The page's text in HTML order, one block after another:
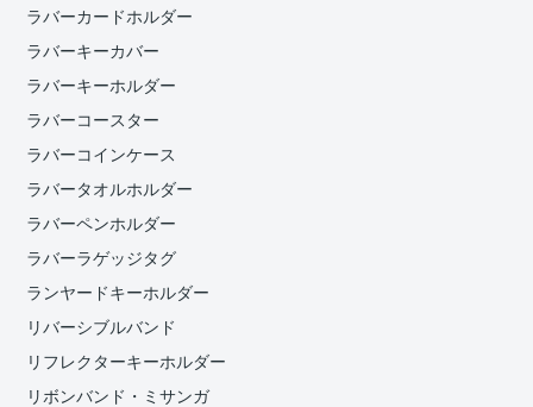
ラバーカードホルダー
ラバーキーカバー
ラバーキーホルダー
ラバーコースター
ラバーコインケース
ラバータオルホルダー
ラバーペンホルダー
ラバーラゲッジタグ
ランヤードキーホルダー
リバーシブルバンド
リフレクターキーホルダー
リボンバンド・ミサンガ